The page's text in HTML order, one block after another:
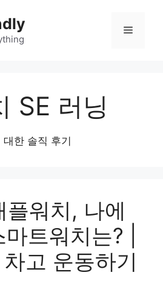
메
SE 러닝
한 솔직 후기
워치, 나에
트워치는? |
고 운동하기